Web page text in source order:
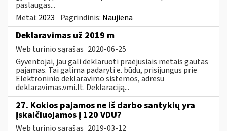
paslaugas...
Metai: 2023 Pagrindinis: Naujiena
Deklaravimas už 2019 m
Web turinio sąrašas 2020-06-25
Gyventojai, jau gali deklaruoti praėjusiais metais gautas
pajamas. Tai galima padaryti e. būdu, prisijungus prie
Elektroninio deklaravimo sistemos, adresu
deklaravimas.vmi.lt. Deklaraciją...
27. Kokios pajamos ne iš darbo santykių yra
įskaičiuojamos į 120 VDU?
Web turinio sąrašas 2019-03-12